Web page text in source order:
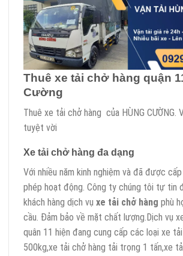
Thuê xe tải chở hàng quận
Cường
Thuê xe tải chở hàng của HÙNG CƯỜNG.
tuyệt vời
Xe tải chở hàng đa dạng
Với nhiều năm kinh nghiệm và đã được
phép hoạt động. Công ty chúng tôi tự tin
khách hàng dịch vụ xe tải chở hàng phù
cầu. Đảm bảo về mặt chất lượng.Dịch vụ
quân 11 hiện đang cung cấp các loại xe
500kg,xe tải chở hàng tải trọng 1 tấn,xe